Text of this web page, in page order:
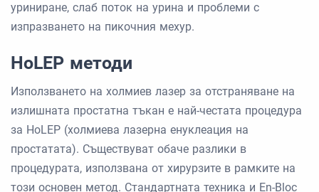
уриниране, слаб поток на урина и проблеми с
изпразването на пикочния мехур.
HoLEP методи
Използването на холмиев лазер за отстраняване на
излишната простатна тъкан е най-честата процедура
за HoLEP (холмиева лазерна енуклеация на
простатата). Съществуват обаче разлики в
процедурата, използвана от хирурзите в рамките на
този основен метод. Стандартната техника и En-Bloc